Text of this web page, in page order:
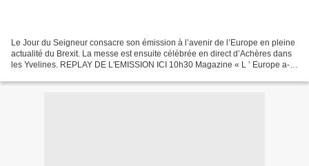
Le Jour du Seigneur consacre son émission à l’avenir de l’Europe en pleine
actualité du Brexit. La messe est ensuite célébrée en direct d’Achères dans
les Yvelines. REPLAY DE L'EMISSION ICI 10h30 Magazine « L ’ Europe a-t-